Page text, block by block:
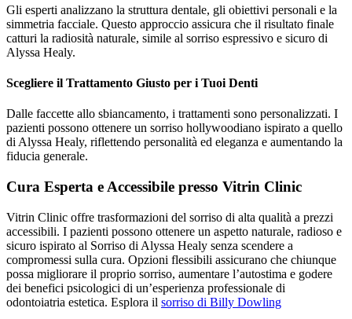
Gli esperti analizzano la struttura dentale, gli obiettivi personali e la
simmetria facciale. Questo approccio assicura che il risultato finale
catturi la radiosità naturale, simile al sorriso espressivo e sicuro di
Alyssa Healy.
Scegliere il Trattamento Giusto per i Tuoi Denti
Dalle faccette allo sbiancamento, i trattamenti sono personalizzati. I
pazienti possono ottenere un sorriso hollywoodiano ispirato a quello
di Alyssa Healy, riflettendo personalità ed eleganza e aumentando la
fiducia generale.
Cura Esperta e Accessibile presso Vitrin Clinic
Vitrin Clinic offre trasformazioni del sorriso di alta qualità a prezzi
accessibili. I pazienti possono ottenere un aspetto naturale, radioso e
sicuro ispirato al Sorriso di Alyssa Healy senza scendere a
compromessi sulla cura. Opzioni flessibili assicurano che chiunque
possa migliorare il proprio sorriso, aumentare l’autostima e godere
dei benefici psicologici di un’esperienza professionale di
odontoiatria estetica. Esplora il sorriso di Billy Dowling